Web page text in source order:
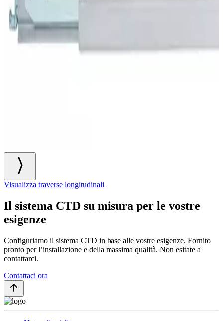
Visualizza traverse longitudinali
Il sistema CTD su misura per le vostre
esigenze
Configuriamo il sistema CTD in base alle vostre esigenze. Fornito
pronto per l’installazione e della massima qualità. Non esitate a
contattarci.
Contattaci ora